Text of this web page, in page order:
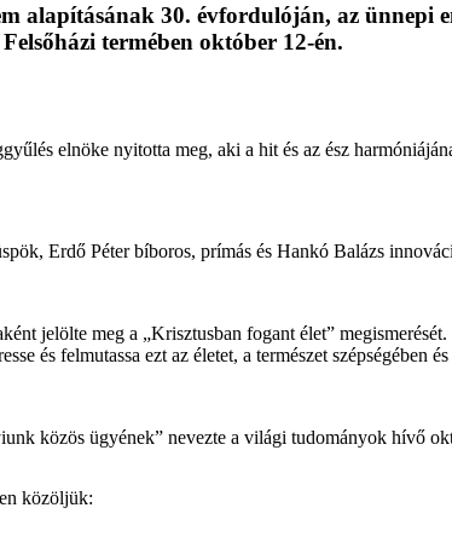
alapításának 30. évfordulóján, az ünnepi
termében október 12-én.
elnöke nyitotta meg, aki a hit és az ész
Erdő Péter bíboros, prímás és Hankó Balázs
jelölte meg a „Krisztusban fogant élet”
és felmutassa ezt az életet, a természet szépségében
közös ügyének” nevezte a világi tudományok hívő
közöljük: